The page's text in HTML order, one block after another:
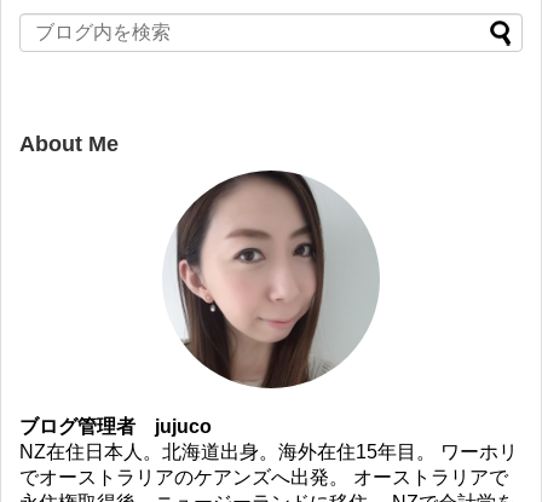
About Me
ブログ管理者 jujuco
NZ在住日本人。北海道出身。海外在住15年目。 ワーホリ
でオーストラリアのケアンズへ出発。 オーストラリアで